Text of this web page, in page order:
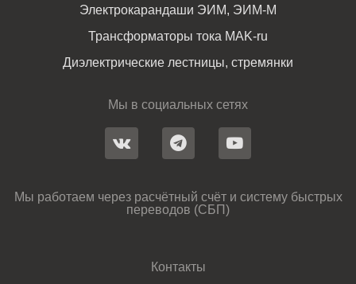
Электрокарандаши ЭИМ, ЭИМ-М
Трансформаторы тока MAK-ru
Диэлектрические лестницы, стремянки
Мы в социальных сетях
Мы работаем через расчётный счёт и систему быстрых
переводов (СБП)
Контакты